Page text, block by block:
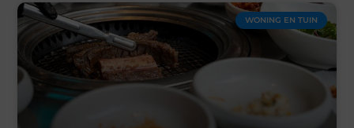
WONING EN TUIN